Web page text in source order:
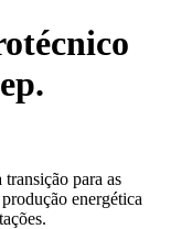
para as
energética